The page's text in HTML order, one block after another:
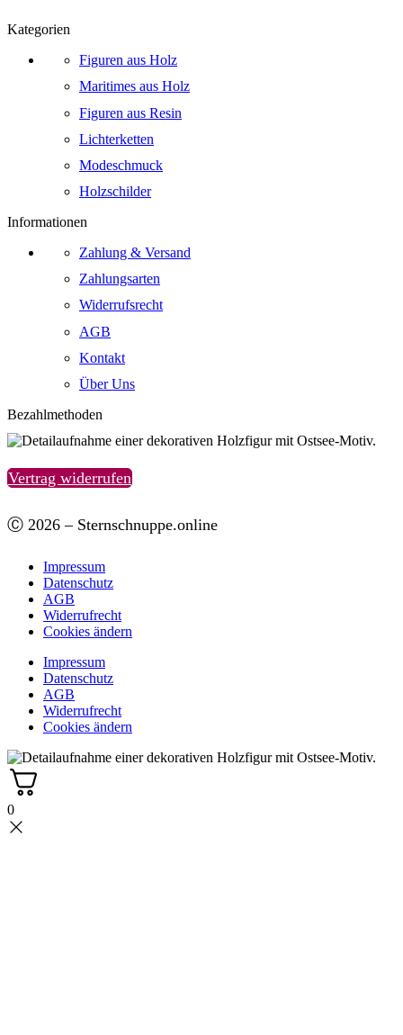
Kategorien
Figuren aus Holz
Maritimes aus Holz
Figuren aus Resin
Lichterketten
Modeschmuck
Holzschilder
Informationen
Zahlung & Versand
Zahlungsarten
Widerrufsrecht
AGB
Kontakt
Über Uns
Bezahlmethoden
Vertrag widerrufen
Ⓒ 2026 – Sternschnuppe.online
Impressum
Datenschutz
AGB
Widerrufrecht
Cookies ändern
Impressum
Datenschutz
AGB
Widerrufrecht
Cookies ändern
0